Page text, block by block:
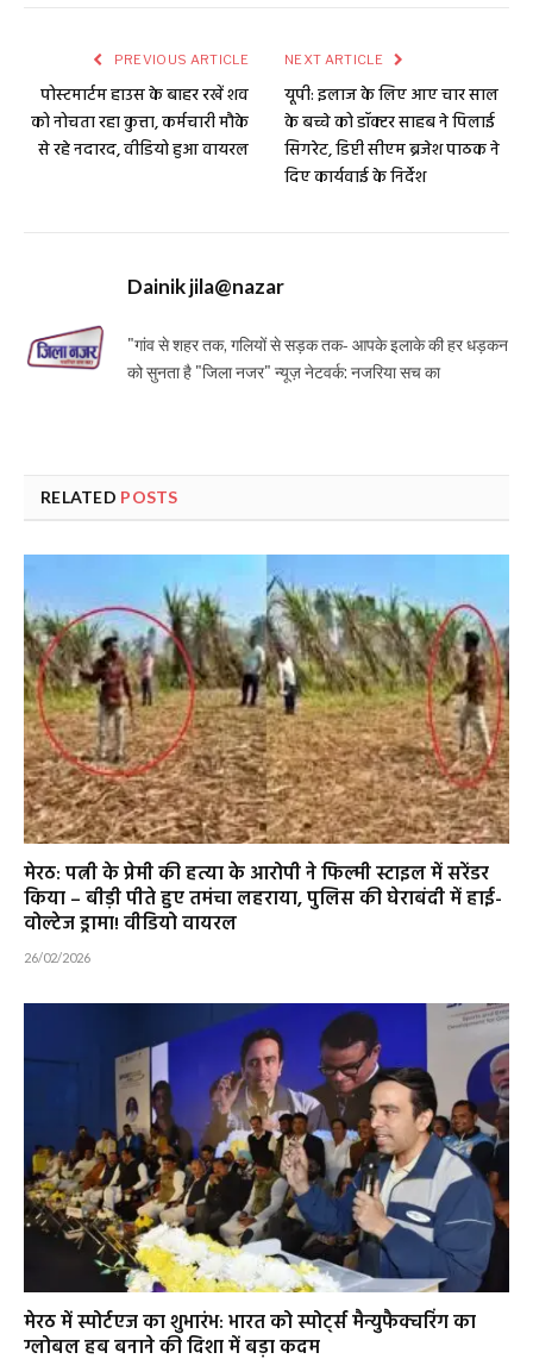
PREVIOUS ARTICLE
पोस्टमार्टम हाउस के बाहर रखें शव
को नोचता रहा कुत्ता, कर्मचारी मौके
से रहे नदारद, वीडियो हुआ वायरल
NEXT ARTICLE
यूपी: इलाज के लिए आए चार साल
के बच्चे को डॉक्टर साहब ने पिलाई
सिगरेट, डिप्टी सीएम ब्रजेश पाठक ने
दिए कार्यवाई के निर्देश
Dainik jila@nazar
"गांव से शहर तक, गलियों से सड़क तक- आपके इलाके की हर धड़कन
को सुनता है "जिला नजर" न्यूज़ नेटवर्क: नजरिया सच का
RELATED POSTS
मेरठ: पत्नी के प्रेमी की हत्या के आरोपी ने फिल्मी स्टाइल में सरेंडर
किया – बीड़ी पीते हुए तमंचा लहराया, पुलिस की घेराबंदी में हाई-
वोल्टेज ड्रामा! वीडियो वायरल
26/02/2026
मेरठ में स्पोर्टएज का शुभारंभ: भारत को स्पोर्ट्स मैन्युफैक्चरिंग का
ग्लोबल हब बनाने की दिशा में बड़ा कदम